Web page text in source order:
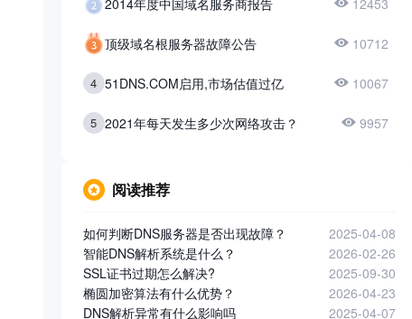
2014年度中国域名服务商报告 12453
顶级域名根服务器故障公告 10712
4 51DNS.COM启用,市场估值过亿 10067
5 2021年每天发生多少次网络攻击？ 9957
阅读推荐
如何判断DNS服务器是否出现故障？
2025-04-08
智能DNS解析系统是什么？
2026-02-26
SSL证书过期怎么解决?
2025-09-30
椭圆加密算法有什么优势？
2026-04-23
DNS解析异常有什么影响吗
2025-04-07